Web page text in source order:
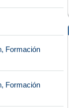
Formación
Formación